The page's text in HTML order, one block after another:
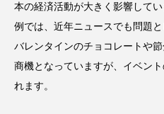
本の経済活動が大きく影響して
例では、近年ニュースでも問題
バレンタインのチョコレートや
商機となっていますが、イベン
れます。